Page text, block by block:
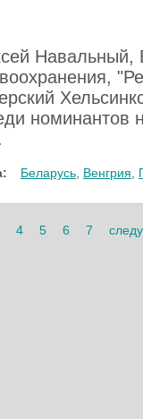
Навальный,
номинантов
Беларусь Венгрия
4 5 6 7